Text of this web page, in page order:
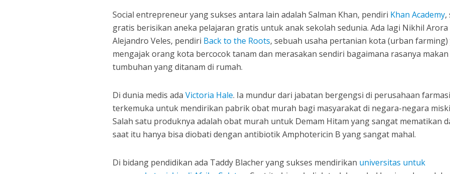
Social entrepreneur yang sukses antara lain adalah Salman Khan, pendiri Khan Academy,
gratis berisikan aneka pelajaran gratis untuk anak sekolah sedunia. Ada lagi Nikhil Arora
Alejandro Veles, pendiri Back to the Roots, sebuah usaha pertanian kota (urban farming)
mengajak orang kota bercocok tanam dan merasakan sendiri bagaimana rasanya
tumbuhan yang ditanam di rumah.
Di dunia medis ada Victoria Hale. Ia mundur dari jabatan bergengsi di perusahaan farmasi
terkemuka untuk mendirikan pabrik obat murah bagi masyarakat di negara-negara
Salah satu produknya adalah obat murah untuk Demam Hitam yang sangat mematikan
saat itu hanya bisa diobati dengan antibiotik Amphotericin B yang sangat mahal.
Di bidang pendidikan ada Taddy Blacher yang sukses mendirikan universitas untuk